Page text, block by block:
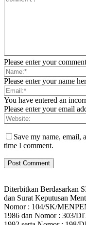
Please enter your
Please enter your name
You have entered an
Please enter your email
Save my name, email,
time I comment.
Diterbitkan Berdasarkan
dan Surat Keputusan
Nomor : 104/SK/
1986 dan Nomor : 303/